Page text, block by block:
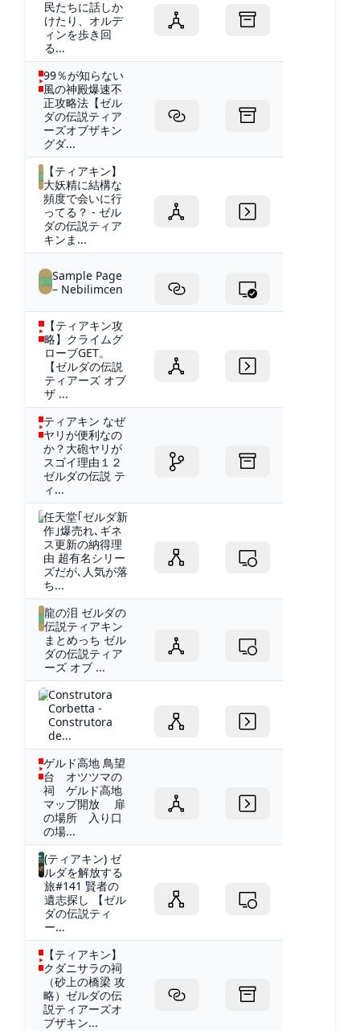
民たちに話しか
けたり、オルデ
ィンを歩き回
る...
99％が知らない
風の神殿爆速不
正攻略法【ゼル
ダの伝説ティア
ーズオブザキン
グダ...
【ティアキン】
大妖精に結構な
頻度で会いに行
ってる？ - ゼル
ダの伝説ティア
キンま...
Sample Page
– Nebilimcen
【ティアキン攻
略】クライムグ
ローブGET。
【ゼルダの伝説
ティアーズ オブ
ザ ...
ティアキン なぜ
ヤリが便利なの
か？大砲ヤリが
スゴイ理由１２
ゼルダの伝説 テ
ィ...
任天堂｢ゼルダ新
作｣爆売れ､ギネ
ス更新の納得理
由 超有名シリー
ズだが､人気が落
ち...
龍の泪 ゼルダの
伝説ティアキン
まとめっち ゼル
ダの伝説ティア
ーズ オブ ...
Construtora
Corbetta -
Construtora
de...
ゲルド高地 鳥望
台 オツツマの
祠 ゲルド高地
マップ開放 扉
の場所 入り口
の場...
(ティアキン) ゼ
ルダを解放する
旅#141 賢者の
遺志探し 【ゼル
ダの伝説ティ
ー...
【ティアキン】
クダニサラの祠
（砂上の橋梁 攻
略）ゼルダの伝
説ティアーズオ
ブザキン...